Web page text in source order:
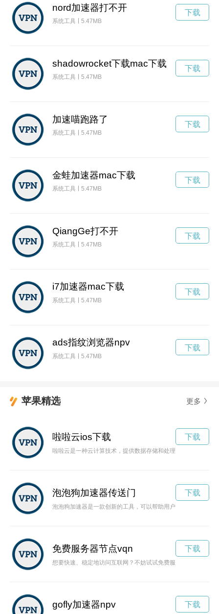
nord加速器打不开
系统工具 5.47MB
下载
shadowrocket下载mac下载
系统工具 5.47MB
下载
加速喵跑路了
系统工具 5.47MB
下载
金蛙加速器mac下载
系统工具 5.47MB
下载
QiangGe打不开
系统工具 5.47MB
下载
i7加速器mac下载
系统工具 5.47MB
下载
ads指纹浏览器npv
系统工具 5.47MB
下载
苹果精选 更多
啦啦云ios下载
啦啦云是一种云计算技术，提供数据存储和处理服务，方便用
下载
泡泡狗加速器传送门
泡泡狗加速器是一款创新的工具，可以帮助用户更快速地完成
下载
免费服务器节点vqn
想要快速、稳定地访问互联网？不妨试试免费服务器节点，让您
下载
gofly加速器npv 下载